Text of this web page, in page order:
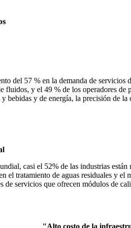
del 57 % en la demanda de
y el 49 % de los operadores
bebidas y de energía, la precisión de
casi el 52% de las industrias
el tratamiento de aguas residuales y
de servicios que ofrecen módulos de